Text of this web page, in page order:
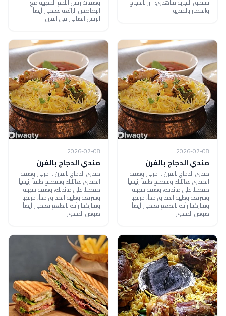
والخضار بالفيديو البطاطس الرائعة تعلمي أيضاً:
الريش الضاني في الفرن
2026-07-08
مندي الدجاج بالفرن
مندي الدجاج بالفرن .. جربي وصفة
المندي لعائلتك وستصبح طبقاً رئيسياً
مفضلاً على مائدتك، وصفة سهلة
وسريعة وطيبة المذاق جداً، جربيها
وشاركينا رأيك بالطعم تعلمي أيضاً:
صوص المندي
2026-07-08
مندي الدجاج بالفرن
مندي الدجاج بالفرن .. جربي وصفة
المندي لعائلتك وستصبح طبقاً رئيسياً
مفضلاً على مائدتك، وصفة سهلة
وسريعة وطيبة المذاق جداً، جربيها
وشاركينا رأيك بالطعم تعلمي أيضاً:
صوص المندي